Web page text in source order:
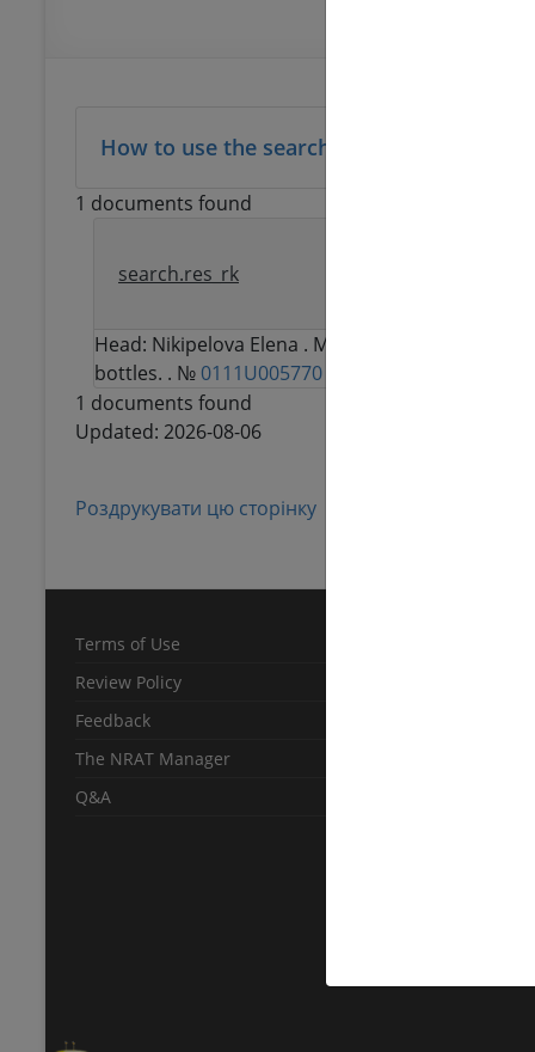
How to use the search function
1 documents found
search.res_rk
Head: Nikipelova Elena . Medical-biological
bottles. . № 0111U005770
1 documents found
Updated: 2026-08-06
Роздрукувати цю сторінку
Terms of Use
Review Policy
Feedback
The NRAT Manager
Q&A